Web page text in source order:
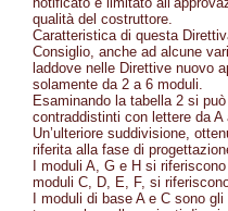
qualità del costruttore.
Caratteristica di questa
Consiglio, anche ad alcune
laddove nelle Direttive nuovo
solamente da 2 a 6 moduli.
Esaminando la tabella 2 si
contraddistinti con lettere da A
Un’ulteriore suddivisione,
riferita alla fase di
I moduli A, G e H si
moduli C, D, E, F, si
I moduli di base A e C sono